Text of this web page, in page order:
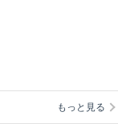
もっと見る